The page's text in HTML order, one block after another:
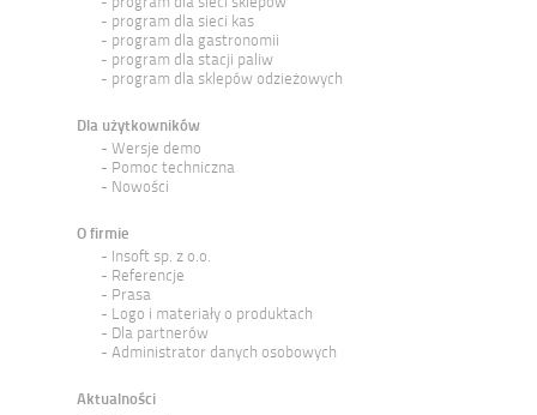
program dla sieci kas
program dla gastronomii
program dla stacji paliw
program dla sklepów odzieżowych
Dla użytkowników
Wersje demo
Pomoc techniczna
Nowości
O firmie
Insoft sp. z o.o.
Referencje
Prasa
Logo i materiały o produktach
Dla partnerów
Administrator danych osobowych
Aktualności